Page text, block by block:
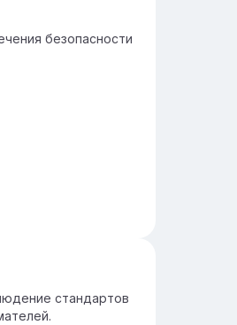
безопасности
стандартов